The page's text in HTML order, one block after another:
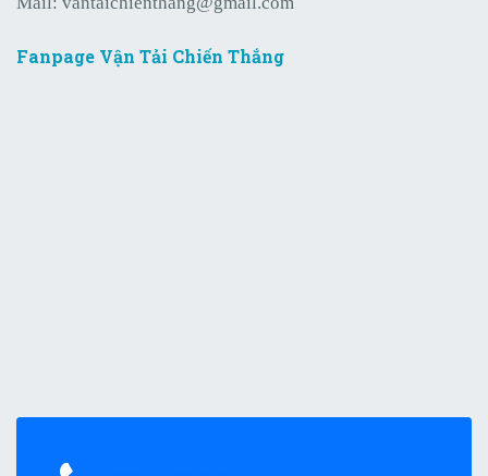
Fanpage Vận Tải Chiến Thắng